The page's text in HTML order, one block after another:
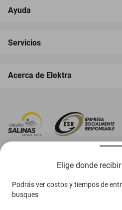
Elige donde
Podrás ver costos y tiempos de
busques
Ayuda
Servicios
Acerca de Elektra